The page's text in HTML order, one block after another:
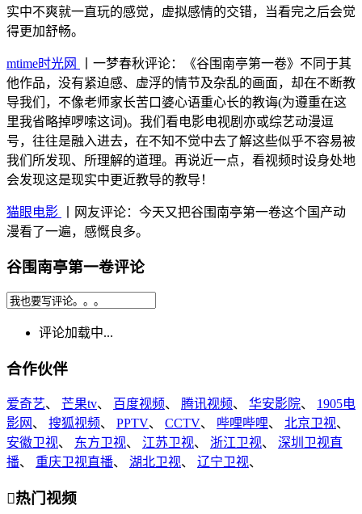
实中不爽就一直玩的感觉，虚拟感情的交错，当看完之后会觉
得更加舒畅。
mtime时光网
丨一梦春秋评论：《谷围南亭第一卷》不同于其
他作品，没有紧迫感、虚浮的情节及杂乱的画面，却在不断教
导我们，不像老师家长苦口婆心语重心长的教诲(为遵重在这
里我省略掉啰嗦这词)。我们看电影电视剧亦或综艺动漫逗
号，往往是融入进去，在不知不觉中去了解这些似乎不容易被
我们所发现、所理解的道理。再说近一点，看视频时设身处地
会发现这是现实中更近教导的教导！
猫眼电影
丨网友评论：今天又把谷围南亭第一卷这个国产动
漫看了一遍，感慨良多。
谷围南亭第一卷评论
评论加载中...
合作伙伴
爱奇艺、 芒果tv、 百度视频、 腾讯视频、 华安影院、 1905电
影网 、 搜狐视频、 PPTV、 CCTV、 哔哩哔哩、 北京卫视、
安徽卫视、 东方卫视、 江苏卫视、 浙江卫视、 深圳卫视直
播、 重庆卫视直播、 湖北卫视、 辽宁卫视、
热门视频